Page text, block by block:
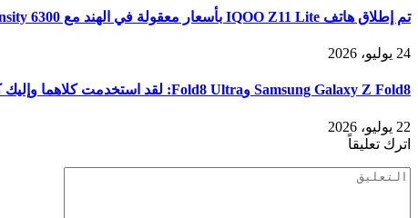
تم إطلاق هاتف IQOO Z11 Lite بأسعار معقولة في الهند مع MediaTek Dimensity 6300 وشاشة 120 هرتز وبطارية 6500 مللي أمبير في الساعة
24 يوليو، 2026
Samsung Galaxy Z Fold8 وFold8 Ultra: لقد استخدمت كلاهما وإليك كيفية الاختيار فعليًا
22 يوليو، 2026
اترك تعليقاً